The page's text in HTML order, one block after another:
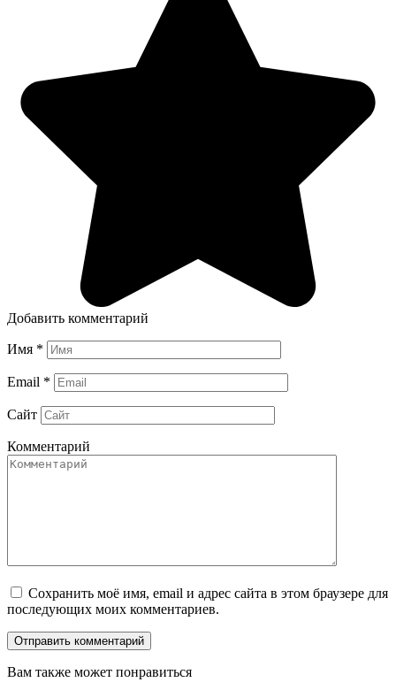
Добавить комментарий
Имя *
Email *
Сайт
Комментарий
Сохранить моё имя, email и адрес сайта в этом браузере для
последующих моих комментариев.
Вам также может понравиться